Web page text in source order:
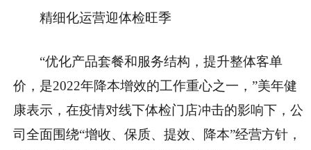
精细化运营迎体检旺季
“优化产品套餐和服务结构，提升整体客单
价，是2022年降本增效的工作重心之一，”美年健
康表示，在疫情对线下体检门店冲击的影响下，公
司全面围绕“增收、保质、提效、降本”经营方针，